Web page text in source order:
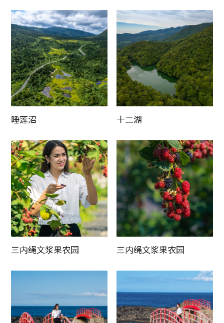
睡莲沼 十二湖
三内绳文浆果农园 三内绳文浆果农园